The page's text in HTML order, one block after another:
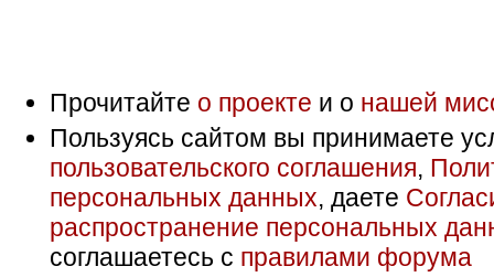
Прочитайте о проекте и о нашей
Пользуясь сайтом вы принимаете
пользовательского соглашения,
персональных данных, даете
распространение персональных
соглашаетесь с правилами форума